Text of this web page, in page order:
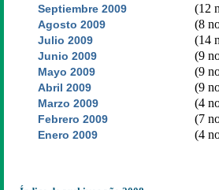
Septiembre 2009 (12
Agosto 2009 (8
Julio 2009 (14
Junio 2009 (9
Mayo 2009 (9
Abril 2009 (9
Marzo 2009 (4
Febrero 2009 (7
Enero 2009 (4